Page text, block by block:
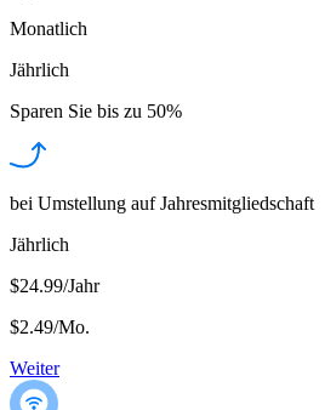
Monatlich
Jährlich
Sparen Sie bis zu 50%
bei Umstellung auf Jahresmitgliedschaft
Jährlich
$24.99/Jahr
$2.49/Mo.
Weiter